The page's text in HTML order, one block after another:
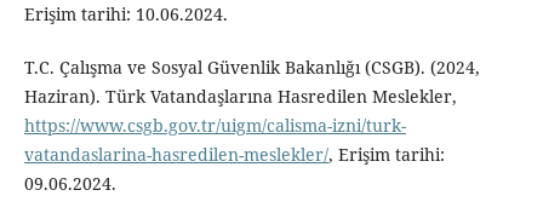
Erişim tarihi: 10.06.2024.
T.C. Çalışma ve Sosyal Güvenlik Bakanlığı (CSGB). (2024,
Haziran). Türk Vatandaşlarına Hasredilen Meslekler,
https://www.csgb.gov.tr/uigm/calisma-izni/turk-
vatandaslarina-hasredilen-meslekler/, Erişim tarihi:
09.06.2024.